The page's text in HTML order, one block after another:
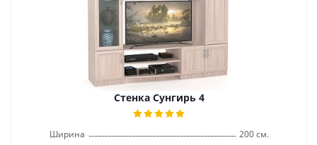
Стенка Сунгирь 4
Ширина
200 см.